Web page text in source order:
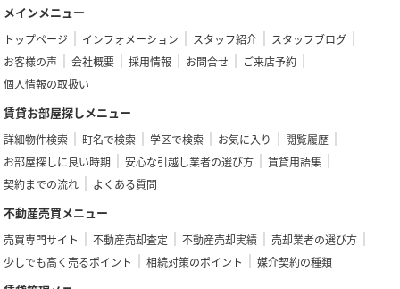
メインメニュー
トップページ インフォメーション スタッフ紹介
スタッフブログ
お客様の声
会社概要 採用情報 お問合せ
ご来店予約
個人情報の取扱い
賃貸お部屋探しメニュー
詳細物件検索 町名で検索 学区で検索 お気に入り
閲覧履歴
お部屋探しに良い時期
安心な引越し業者の選び方
賃貸用語集
契約までの流れ
よくある質問
不動産売買メニュー
売買専門サイト 不動産売却査定 不動産売却実績
売却業者の選び方
少しでも高く売るポイント
相続対策のポイント 媒介契約の種類